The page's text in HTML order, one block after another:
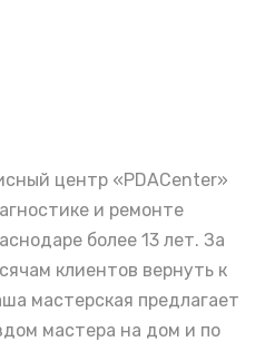
центр «PDACenter»
и ремонте
более 13 лет. За
клиентов вернуть к
мастерская предлагает
мастера на дом и по